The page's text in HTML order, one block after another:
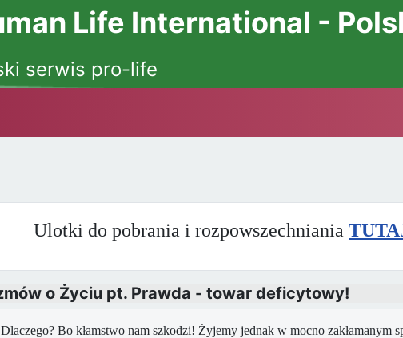
Life International -
serwis pro-life
Ulotki do pobrania i rozpowszechniania
o Życiu pt. Prawda - towar deficytowy!
Bo kłamstwo nam szkodzi! Żyjemy jednak w mocno zakłamanym